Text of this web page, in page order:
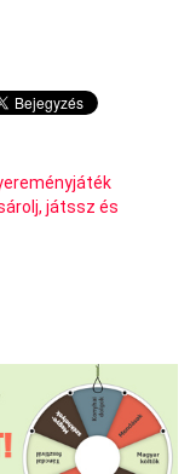
játssz és